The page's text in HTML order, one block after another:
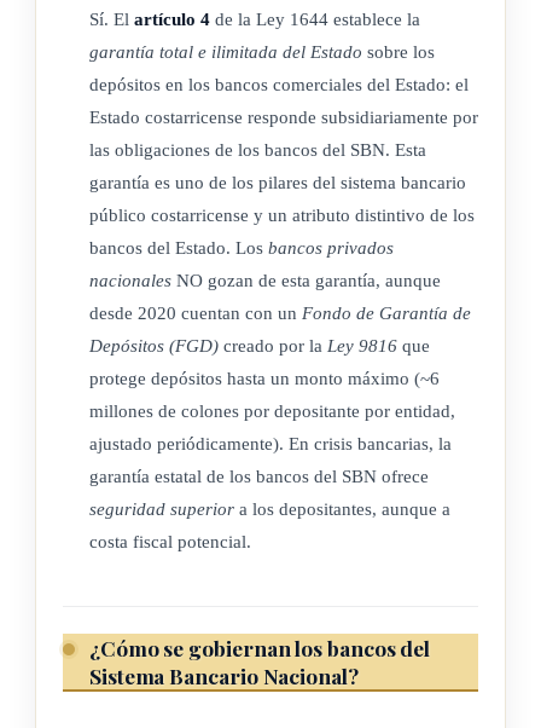
7558 del 3 de noviembre de 1995)
ARTÍCULO 4
Los bancos comerciales del Estado contarán con la garantía y
la más completa cooperación del Estado y de todas sus
dependencias e instituciones. La garantía estatal establecida
en este artículo no será aplicable a la emisión de deuda
subordinada o préstamos subordinados que emitan o
contraten los bancos comerciales del Estado, tampoco a las
obligaciones o los derechos que de ellos emanen.
Ningún tenedor de deuda subordinada emitida o contratada
ciento (25%) del capital primario de cada banco emisor.
(Así reformado por el artículo 55 aparte a) de la Ley de
Sí. El artículo 4 de la Ley 1644 establece la
garantía total e ilimitada del Estado sobre los
depósitos en los bancos comerciales del Estado: el
Estado costarricense responde subsidiariamente por
las obligaciones de los bancos del SBN. Esta
garantía es uno de los pilares del sistema bancario
público costarricense y un atributo distintivo de los
bancos del Estado. Los bancos privados
nacionales NO gozan de esta garantía, aunque
desde 2020 cuentan con un Fondo de Garantía de
Depósitos (FGD) creado por la Ley 9816 que
protege depósitos hasta un monto máximo (~6
millones de colones por depositante por entidad,
ajustado periódicamente). En crisis bancarias, la
garantía estatal de los bancos del SBN ofrece
seguridad superior a los depositantes, aunque a
costa fiscal potencial.
¿Cómo se gobiernan los bancos del
Sistema Bancario Nacional?